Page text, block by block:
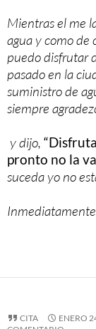
Mientras el me
agua y como de
puedo disfrutar
pasado en la
suministro de
siempre
y dijo,
pronto no la
suceda yo no
CITA ENERO